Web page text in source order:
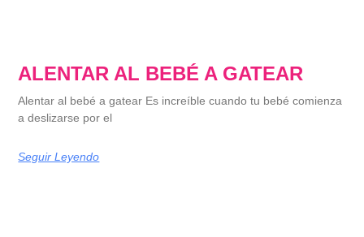
ALENTAR AL BEBÉ A GATEAR
Alentar al bebé a gatear Es increíble cuando tu bebé comienza
a deslizarse por el
Seguir Leyendo